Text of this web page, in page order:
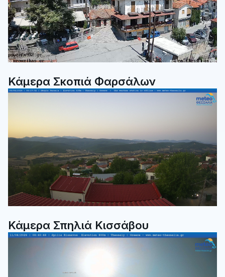
Κάμερα Σκοπιά Φαρσάλων
Κάμερα Σπηλιά Κισσάβου